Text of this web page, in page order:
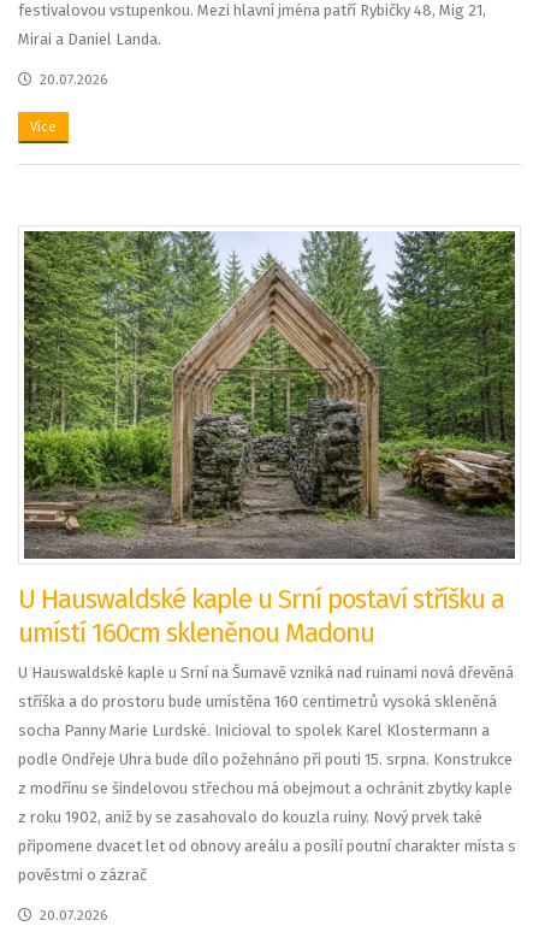
festivalovou vstupenkou. Mezi hlavní jména patří Rybičky 48, Mig 21,
Mirai a Daniel Landa.
20.07.2026
Více
U Hauswaldské kaple u Srní postaví stříšku a
umístí 160cm skleněnou Madonu
U Hauswaldské kaple u Srní na Šumavě vzniká nad ruinami nová dřevěná
stříška a do prostoru bude umístěna 160 centimetrů vysoká skleněná
socha Panny Marie Lurdské. Inicioval to spolek Karel Klostermann a
podle Ondřeje Uhra bude dílo požehnáno při pouti 15. srpna. Konstrukce
z modřínu se šindelovou střechou má obejmout a ochránit zbytky kaple
z roku 1902, aniž by se zasahovalo do kouzla ruiny. Nový prvek také
připomene dvacet let od obnovy areálu a posílí poutní charakter místa s
pověstmi o zázrač
20.07.2026